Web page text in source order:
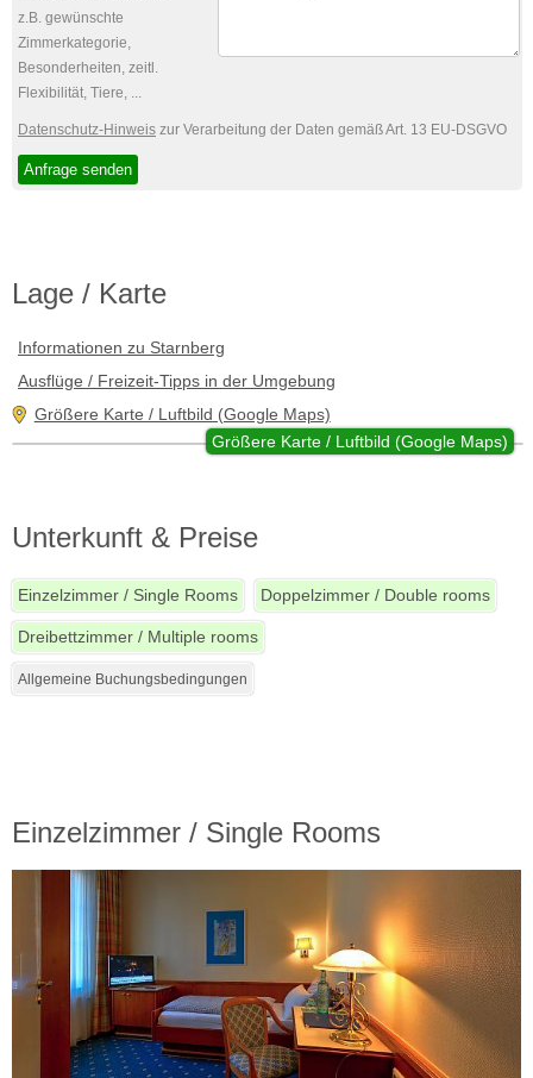
z.B. gewünschte
Zimmerkategorie,
Besonderheiten, zeitl.
Flexibilität, Tiere, ...
Datenschutz-Hinweis zur Verarbeitung der Daten gemäß Art. 13 EU-DSGVO
Lage / Karte
Informationen zu Starnberg
Ausflüge / Freizeit-Tipps in der Umgebung
Größere Karte / Luftbild (Google Maps)
Größere Karte / Luftbild (Google Maps)
Unterkunft & Preise
Einzelzimmer / Single Rooms Doppelzimmer / Double rooms
Dreibettzimmer / Multiple rooms
Allgemeine Buchungsbedingungen
Einzelzimmer / Single Rooms